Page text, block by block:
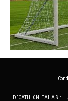
DECATHLON ITALIA